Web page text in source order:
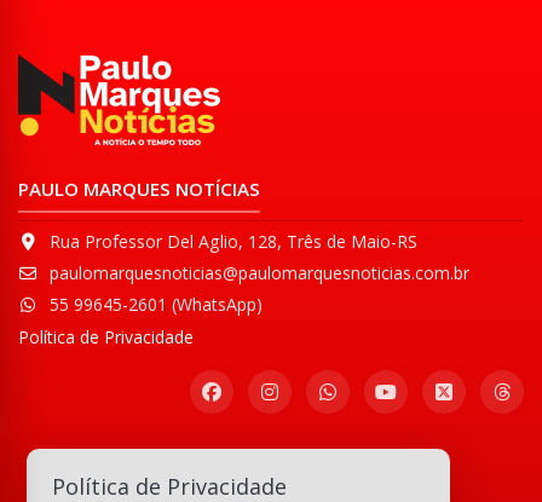
PAULO MARQUES NOTÍCIAS
Rua Professor Del Aglio, 128, Três de Maio-RS
paulomarquesnoticias@paulomarquesnoticias.com.br
55 99645-2601 (WhatsApp)
Política de Privacidade
Comunidade WhatsApp
Política de Privacidade